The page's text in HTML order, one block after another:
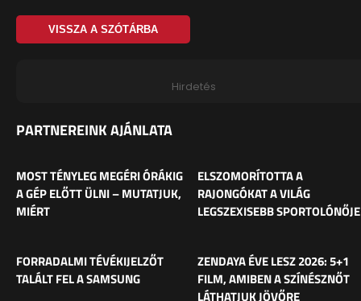
VISSZA A SZÓTÁRBA
Hirdetés
PARTNEREINK AJÁNLATA
MOST TÉNYLEG MEGÉRI ÓRÁKIG
A GÉP ELŐTT ÜLNI – MUTATJUK,
MIÉRT
ELSZOMORÍTOTTA A
RAJONGÓKAT A VILÁG
LEGSZEXISEBB SPORTOLÓNŐJE
FORRADALMI TÉVÉKIJELZŐT
TALÁLT FEL A SAMSUNG
ZENDAYA ÉVE LESZ 2026: 5+1
FILM, AMIBEN A SZÍNÉSZNŐT
LÁTHATJUK JÖVŐRE